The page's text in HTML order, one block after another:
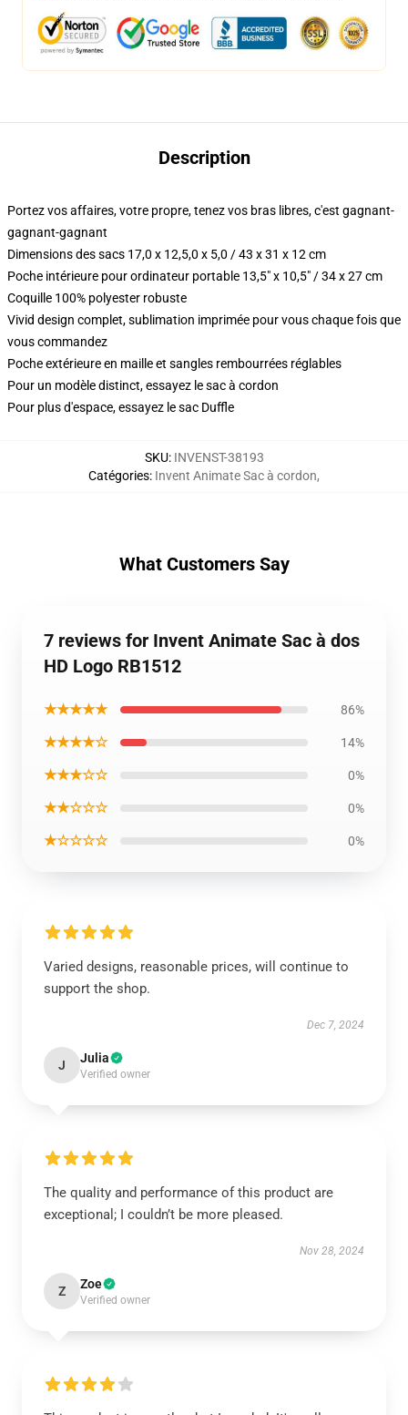
Description
Portez vos affaires, votre propre, tenez vos bras libres, c'est gagnant-
gagnant-gagnant
Dimensions des sacs 17,0 x 12,5,0 x 5,0 / 43 x 31 x 12 cm
Poche intérieure pour ordinateur portable 13,5" x 10,5" / 34 x 27 cm
Coquille 100% polyester robuste
Vivid design complet, sublimation imprimée pour vous chaque fois que
vous commandez
Poche extérieure en maille et sangles rembourrées réglables
Pour un modèle distinct, essayez le sac à cordon
Pour plus d'espace, essayez le sac Duffle
SKU: INVENST-38193
Catégories: Invent Animate Sac à cordon,
What Customers Say
7 reviews for Invent Animate Sac à dos
HD Logo RB1512
★★★★★ 86%
★★★★☆ 14%
★★★☆☆ 0%
★★☆☆☆ 0%
★☆☆☆☆ 0%
Varied designs, reasonable prices, will continue to
support the shop.
Dec 7, 2024
J Julia
Verified owner
The quality and performance of this product are
exceptional; I couldn’t be more pleased.
Nov 28, 2024
Z Zoe
Verified owner